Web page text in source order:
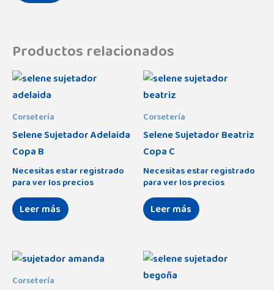
Productos relacionados
Corsetería
Selene Sujetador Adelaida
Copa B
Necesitas estar registrado
para ver los precios
Leer más
Corsetería
Selene Sujetador Beatriz
Copa C
Necesitas estar registrado
para ver los precios
Leer más
Corsetería